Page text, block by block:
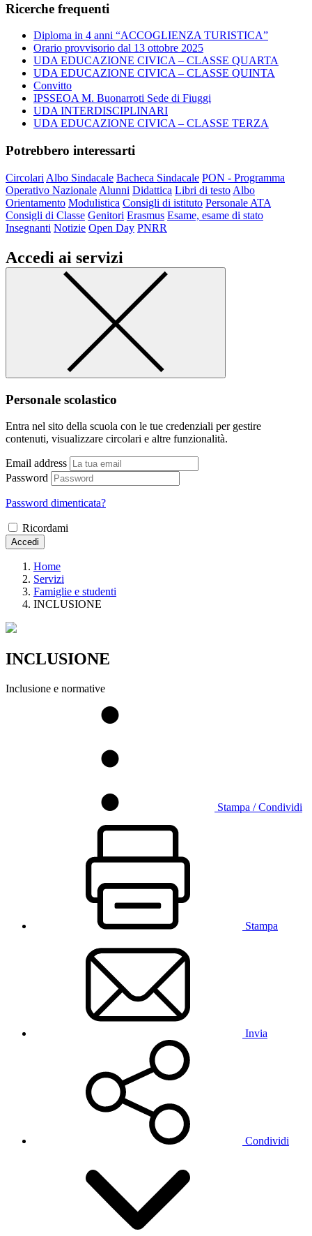
Ricerche frequenti
Diploma in 4 anni “ACCOGLIENZA TURISTICA”
Orario provvisorio dal 13 ottobre 2025
UDA EDUCAZIONE CIVICA – CLASSE QUARTA
UDA EDUCAZIONE CIVICA – CLASSE QUINTA
Convitto
IPSSEOA M. Buonarroti Sede di Fiuggi
UDA INTERDISCIPLINARI
UDA EDUCAZIONE CIVICA – CLASSE TERZA
Potrebbero interessarti
Circolari Albo Sindacale Bacheca Sindacale PON - Programma
Operativo Nazionale Alunni Didattica Libri di testo Albo
Orientamento Modulistica Consigli di istituto Personale ATA
Consigli di Classe Genitori Erasmus Esame, esame di stato
Insegnanti Notizie Open Day PNRR
Accedi ai servizi
Personale scolastico
Entra nel sito della scuola con le tue credenziali per gestire
contenuti, visualizzare circolari e altre funzionalità.
Email address
Password
Password dimenticata?
Ricordami
Accedi
Home
Servizi
Famiglie e studenti
INCLUSIONE
INCLUSIONE
Inclusione e normative
Stampa / Condividi
Stampa
Invia
Condividi